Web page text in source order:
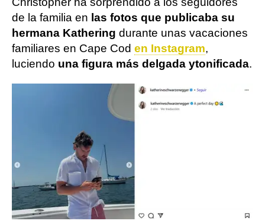
de la familia en las fotos que publicaba su
hermana Kathering durante unas vacaciones
familiares en Cape Cod en Instagram,
luciendo una figura más delgada ytonificada.